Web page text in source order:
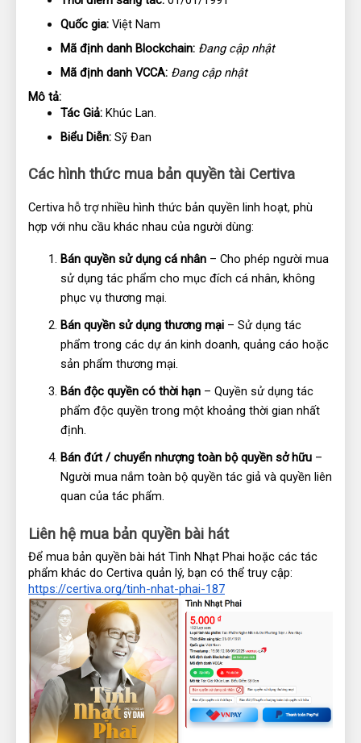
Quốc gia: Việt Nam
Mã định danh Blockchain: Đang cập nhật
Mã định danh VCCA: Đang cập nhật
Mô tả:
Tác Giả: Khúc Lan.
Biểu Diễn: Sỹ Đan
Các hình thức mua bản quyền tài Certiva
Certiva hỗ trợ nhiều hình thức bản quyền linh hoạt, phù
hợp với nhu cầu khác nhau của người dùng:
Bán quyền sử dụng cá nhân – Cho phép người mua
sử dụng tác phẩm cho mục đích cá nhân, không
phục vụ thương mại.
Bán quyền sử dụng thương mại – Sử dụng tác
phẩm trong các dự án kinh doanh, quảng cáo hoặc
sản phẩm thương mại.
Bán độc quyền có thời hạn – Quyền sử dụng tác
phẩm độc quyền trong một khoảng thời gian nhất
định.
Bán đứt / chuyển nhượng toàn bộ quyền sở hữu –
Người mua nắm toàn bộ quyền tác giả và quyền liên
quan của tác phẩm.
Liên hệ mua bản quyền bài hát
Để mua bản quyền bài hát Tình Nhạt Phai hoặc các tác
https://certiva.org/tinh-nhat-phai-187